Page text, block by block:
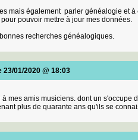
mais également parler généalogie et
pouvoir mettre à jour mes données.
recherches généalogiques.
23/01/2020 @ 18:03
mes amis musiciens. dont un
plus de quarante ans qu'ils se